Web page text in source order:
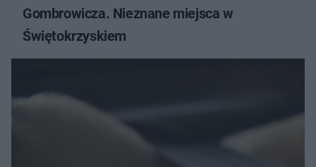
Gombrowicza. Nieznane miejsca w
Świętokrzyskiem